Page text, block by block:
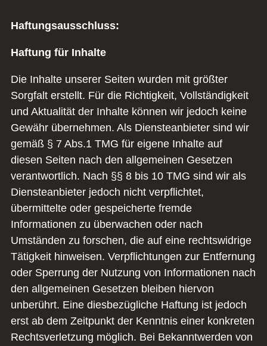
Haftungsausschluss:
Haftung für Inhalte
Die Inhalte unserer Seiten wurden mit größter
Sorgfalt erstellt. Für die Richtigkeit, Vollständigkeit
und Aktualität der Inhalte können wir jedoch keine
Gewähr übernehmen. Als Diensteanbieter sind wir
gemäß § 7 Abs.1 TMG für eigene Inhalte auf
diesen Seiten nach den allgemeinen Gesetzen
verantwortlich. Nach §§ 8 bis 10 TMG sind wir als
Diensteanbieter jedoch nicht verpflichtet,
übermittelte oder gespeicherte fremde
Informationen zu überwachen oder nach
Umständen zu forschen, die auf eine rechtswidrige
Tätigkeit hinweisen. Verpflichtungen zur Entfernung
oder Sperrung der Nutzung von Informationen nach
den allgemeinen Gesetzen bleiben hiervon
unberührt. Eine diesbezügliche Haftung ist jedoch
erst ab dem Zeitpunkt der Kenntnis einer konkreten
Rechtsverletzung möglich. Bei Bekanntwerden von